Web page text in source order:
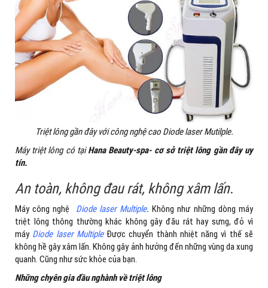
Triệt lông gần đây với công nghệ cao Diode laser Mutilple.
Máy triệt lông có tạiHana Beauty-spa- cơ sở triệt lông gần đây uy
tín.
An toàn, không đau rát, không xâm lấn.
Máy công nghệ Diode laser Multiple.Không như những dòng máy
triệt lông thông thường khác không gây đău rát hay sưng, đỏ vì
máy Diode laser Multiple Được chuyển thành nhiệt năng vì thế sẽ
không hề gây xâm lấn. Không gây ảnh hưởng đến những vùng da xung
quanh. Cũng như sức khỏe của bạn.
Những chyên gia đầu nghành về triệt lông